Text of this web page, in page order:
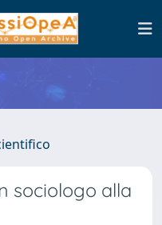
sociologo alla